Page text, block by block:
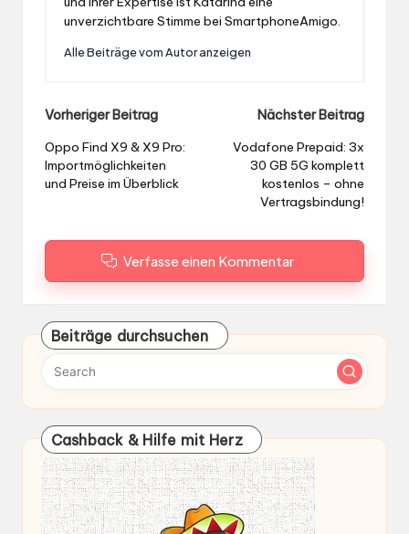
unverzichtbare Stimme bei SmartphoneAmigo.
Alle Beiträge vom Autor anzeigen
Post
navigation
Vorheriger Beitrag
Oppo Find X9 & X9 Pro:
Importmöglichkeiten
und Preise im Überblick
Nächster Beitrag
Vodafone Prepaid: 3x
30 GB 5G komplett
kostenlos – ohne
Vertragsbindung!
Verfasse einen Kommentar
Beiträge durchsuchen
Cashback & Hilfe mit Herz